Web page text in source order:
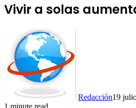
Vivir a solas
Redacción19
1 minute read